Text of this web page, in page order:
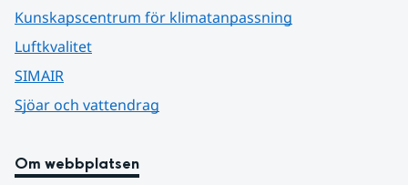
Kunskapscentrum för klimatanpassning
Luftkvalitet
SIMAIR
Sjöar och vattendrag
Om webbplatsen